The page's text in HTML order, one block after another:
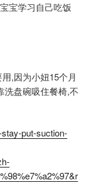
宝学习自己吃饭
,因为小妞15个月
洗盘碗吸住餐椅,不
put-suction-